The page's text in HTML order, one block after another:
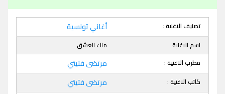
تصنيف الاغنية : أغاني تونسية
اسم الاغنية :
ملك العشق
مطرب الاغنية :
مرتضى فتيتي
كاتب الاغنية : مرتضى فتيتي